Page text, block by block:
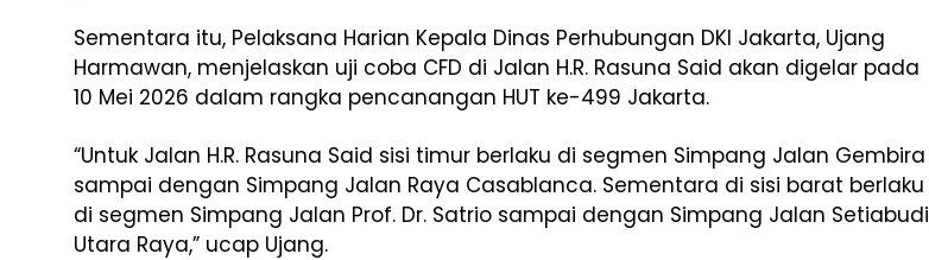
Sementara itu, Pelaksana Harian Kepala Dinas Perhubungan DKI Jakarta, Ujang
Harmawan, menjelaskan uji coba CFD di Jalan H.R. Rasuna Said akan digelar pada
10 Mei 2026 dalam rangka pencanangan HUT ke-499 Jakarta.
“Untuk Jalan H.R. Rasuna Said sisi timur berlaku di segmen Simpang Jalan Gembira
sampai dengan Simpang Jalan Raya Casablanca. Sementara di sisi barat berlaku
di segmen Simpang Jalan Prof. Dr. Satrio sampai dengan Simpang Jalan Setiabudi
Utara Raya,” ucap Ujang.